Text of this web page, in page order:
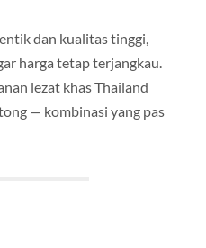
dan kualitas tinggi,
harga tetap terjangkau.
lezat khas Thailand
— kombinasi yang pas